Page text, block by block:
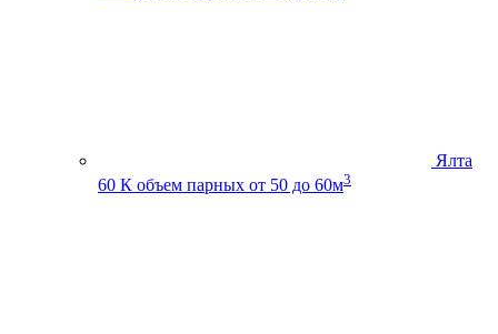
Ялта
60 К объем парных от 50 до 60м3